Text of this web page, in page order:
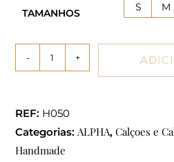
TAMANHOS S M
- +
REF: H050
Categorias:ALPHA,Calçoes e
Handmade